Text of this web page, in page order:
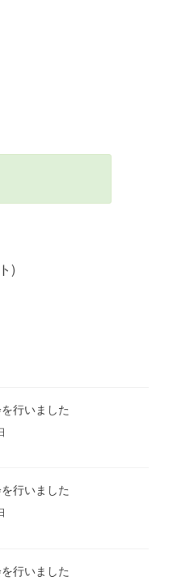
)
行いました
行いました
行いました